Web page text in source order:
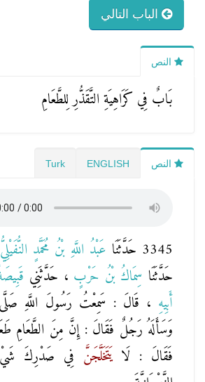
الباب التالي
النص
بَابٌ فِي كَرَاهِيَةِ التَّقَذُّرِ لِلطَّعَامِ
النص ENGLISH
Turk
3345 حَدَّثَنَا عَبْدُ اللَّهِ بْنُ مُحَمَّدٍ النُّفَيْلِيُّ
حَدَّثَنَا سِمَاكُ بْنُ حَرْبٍ ، حَدَّثَنِي
أَبِيهِ ، قَالَ : سَمِعْتُ رَسُولَ اللَّهِ صَلَّى
وَسَأَلَهُ رَجُلٌ فَقَالَ : إِنَّ مِنَ الطَّعَامِ
فَقَالَ : لَايَتَخَلَّجَنَّ فِي صَدْرِكَ